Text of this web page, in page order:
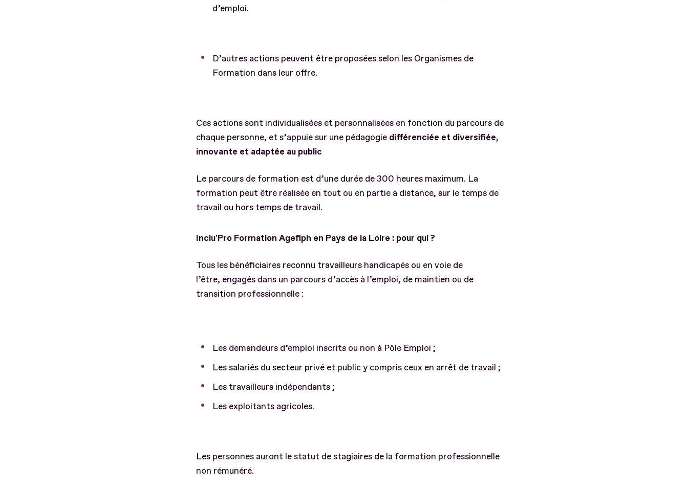
d’emploi.
D’autres actions peuvent être proposées selon les Organismes de
Formation dans leur offre.
Ces actions sont individualisées et personnalisées en fonction du parcours de
chaque personne, et s’appuie sur une pédagogie différenciée et diversifiée,
innovante et adaptée au public
Le parcours de formation est d’une durée de 300 heures maximum. La
formation peut être réalisée en tout ou en partie à distance, sur le temps de
travail ou hors temps de travail.
Inclu'Pro Formation Agefiph en Pays de la Loire : pour qui ?
Tous les bénéficiaires reconnu travailleurs handicapés ou en voie de
l’être, engagés dans un parcours d’accès à l’emploi, de maintien ou de
transition professionnelle :
Les demandeurs d’emploi inscrits ou non à Pôle Emploi ;
Les salariés du secteur privé et public y compris ceux en arrêt de travail ;
Les travailleurs indépendants ;
Les exploitants agricoles.
Les personnes auront le statut de stagiaires de la formation professionnelle
non rémunéré.